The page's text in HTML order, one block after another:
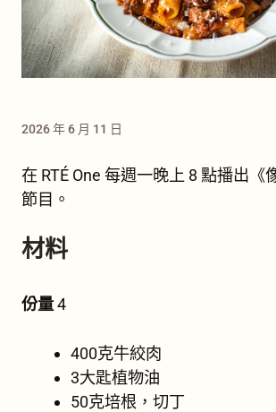
2026 年 6 月 11 日
在 RTÉ One 每週一晚上 8 點播出《
節目。
材料
份量4
400克牛絞肉
3大匙植物油
50克培根，切丁